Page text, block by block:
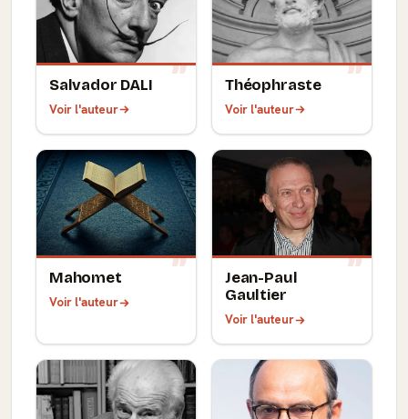
Salvador DALI
Voir l'auteur
Théophraste
Voir l'auteur
Mahomet
Voir l'auteur
Jean-Paul
Gaultier
Voir l'auteur